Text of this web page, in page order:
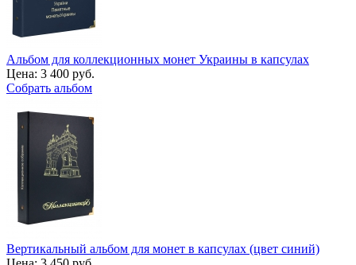
Альбом для коллекционных монет Украины в капсулах
Цена: 3 400 руб.
Собрать альбом
Вертикальный альбом для монет в капсулах (цвет синий)